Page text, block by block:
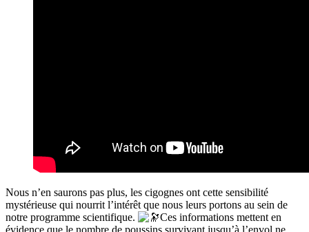
Nous n’en saurons pas plus, les cigognes ont cette sensibilité
mystérieuse qui nourrit l’intérêt que nous leurs portons au sein de
notre programme scientifique.
Ces informations mettent en
évidence que le nombre de poussins survivant jusqu’à l’envol ne